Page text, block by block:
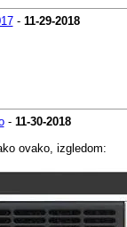
- 11-29-2018
- 11-30-2018
ovako, izgledom: